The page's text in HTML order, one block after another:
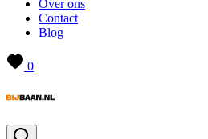
Over ons
Contact
Blog
0